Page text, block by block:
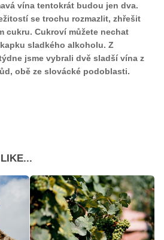
vína tentokrát budou jen dva.
se trochu rozmazlit, zhřešit
cukru. Cukroví můžete nechat
sladkého alkoholu. Z
jsme vybrali dvě sladší vína z
obě ze slovácké podoblasti.